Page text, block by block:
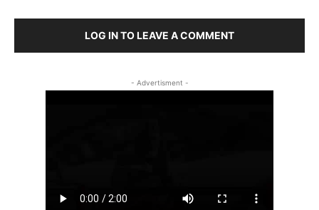
LOG IN TO LEAVE A COMMENT
- Advertisment -